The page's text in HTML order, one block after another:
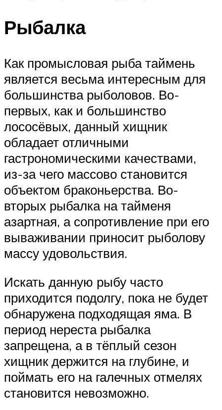
Рыбалка
Как промысловая рыба таймень
является весьма интересным для
большинства рыболовов. Во-
первых, как и большинство
лососёвых, данный хищник
обладает отличными
гастрономическими качествами,
из-за чего массово становится
объектом браконьерства. Во-
вторых рыбалка на тайменя
азартная, а сопротивление при его
вываживании приносит рыболову
массу удовольствия.
Искать данную рыбу часто
приходится подолгу, пока не будет
обнаружена подходящая яма. В
период нереста рыбалка
запрещена, а в тёплый сезон
хищник держится на глубине, и
поймать его на галечных отмелях
становится невозможно.